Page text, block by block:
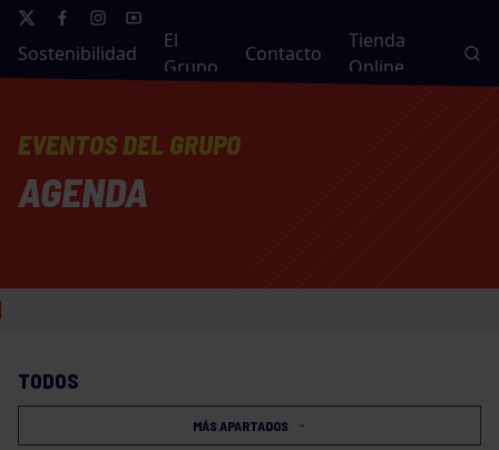
Sostenibilidad
El
Grupo
Contacto
Tienda
Online
EVENTOS DEL GRUPO
AGENDA
TODOS
MÁS APARTADOS